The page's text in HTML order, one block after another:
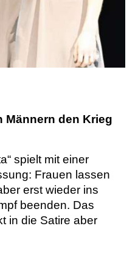
Männern den Krieg
spielt mit einer
Frauen lassen
erst wieder ins
beenden. Das
in die Satire aber